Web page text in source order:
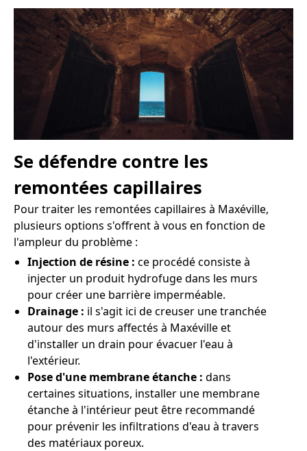
Se défendre contre les
remontées capillaires
Pour traiter les remontées capillaires à Maxéville,
plusieurs options s'offrent à vous en fonction de
l'ampleur du problème :
Injection de résine : ce procédé consiste à
injecter un produit hydrofuge dans les murs
pour créer une barrière imperméable.
Drainage : il s'agit ici de creuser une tranchée
autour des murs affectés à Maxéville et
d'installer un drain pour évacuer l'eau à
l'extérieur.
Pose d'une membrane étanche : dans
certaines situations, installer une membrane
étanche à l'intérieur peut être recommandé
pour prévenir les infiltrations d'eau à travers
des matériaux poreux.